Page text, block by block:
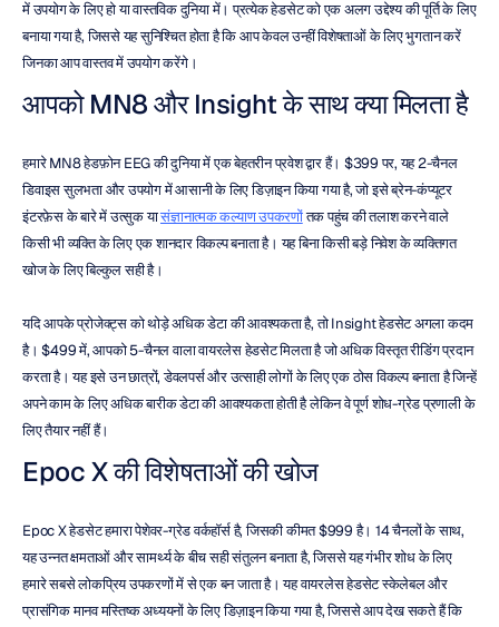
में उपयोग के लिए हो या वास्तविक दुनिया में। प्रत्येक हेडसेट को एक अलग उद्देश्य की पूर्ति के लिए
बनाया गया है, जिससे यह सुनिश्चित होता है कि आप केवल उन्हीं विशेषताओं के लिए भुगतान करें
जिनका आप वास्तव में उपयोग करेंगे।
आपको MN8 और Insight के साथ क्या मिलता है
हमारे MN8 हेडफ़ोन EEG की दुनिया में एक बेहतरीन प्रवेश द्वार हैं। $399 पर, यह 2-चैनल
डिवाइस सुलभता और उपयोग में आसानी के लिए डिज़ाइन किया गया है, जो इसे ब्रेन-कंप्यूटर
इंटरफ़ेस के बारे में उत्सुक या संज्ञानात्मक कल्याण उपकरणों तक पहुंच की तलाश करने वाले
किसी भी व्यक्ति के लिए एक शानदार विकल्प बनाता है। यह बिना किसी बड़े निवेश के व्यक्तिगत
खोज के लिए बिल्कुल सही है।
यदि आपके प्रोजेक्ट्स को थोड़े अधिक डेटा की आवश्यकता है, तो Insight हेडसेट अगला कदम
है। $499 में, आपको 5-चैनल वाला वायरलेस हेडसेट मिलता है जो अधिक विस्तृत रीडिंग प्रदान
करता है। यह इसे उन छात्रों, डेवलपर्स और उत्साही लोगों के लिए एक ठोस विकल्प बनाता है जिन्हें
अपने काम के लिए अधिक बारीक डेटा की आवश्यकता होती है लेकिन वे पूर्ण शोध-ग्रेड प्रणाली के
लिए तैयार नहीं हैं।
Epoc X की विशेषताओं की खोज
Epoc X हेडसेट हमारा पेशेवर-ग्रेड वर्कहॉर्स है, जिसकी कीमत $999 है। 14 चैनलों के साथ,
यह उन्नत क्षमताओं और सामर्थ्य के बीच सही संतुलन बनाता है, जिससे यह गंभीर शोध के लिए
हमारे सबसे लोकप्रिय उपकरणों में से एक बन जाता है। यह वायरलेस हेडसेट स्केलेबल और
प्रासंगिक मानव मस्तिष्क अध्ययनों के लिए डिज़ाइन किया गया है, जिससे आप देख सकते हैं कि